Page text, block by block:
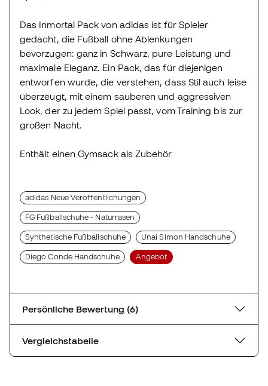
Das Inmortal Pack von adidas ist für Spieler
gedacht, die Fußball ohne Ablenkungen
bevorzugen: ganz in Schwarz, pure Leistung und
maximale Eleganz. Ein Pack, das für diejenigen
entworfen wurde, die verstehen, dass Stil auch leise
überzeugt, mit einem sauberen und aggressiven
Look, der zu jedem Spiel passt, vom Training bis zur
großen Nacht.
Enthält einen Gymsack als Zubehör
adidas Neue Veröffentlichungen
FG Fußballschuhe - Naturrasen
Synthetische Fußballschuhe Unai Simon Handschuhe
Diego Conde Handschuhe Angebot
Persönliche Bewertung (6)
Vergleichstabelle